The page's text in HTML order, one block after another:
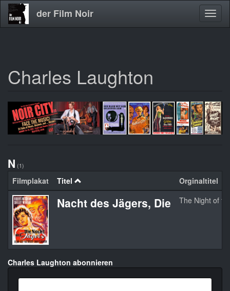
Direkt
zum
der Film Noir
Charles Laughton
N (1)
Filmplakat Titel Orginaltitel
Nacht des Jägers, Die The Night of
Charles Laughton abonnieren